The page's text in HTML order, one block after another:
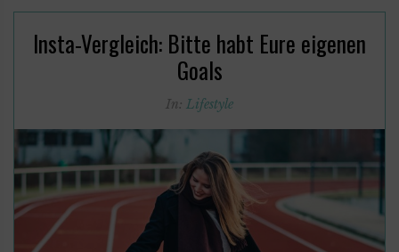
Insta-Vergleich: Bitte habt Eure eigenen
Goals
In: Lifestyle